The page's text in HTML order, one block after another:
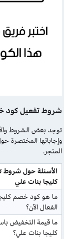
شروط تفعيل كود
توجد بعض الشروط
وإجاباتها المختصرة
المتجر.
الأسئلة حول
كليجا بنات علي
ما هو كود خصم
الفعال الآن؟
ما قيمة التخفيض
كليجا بنات علي؟